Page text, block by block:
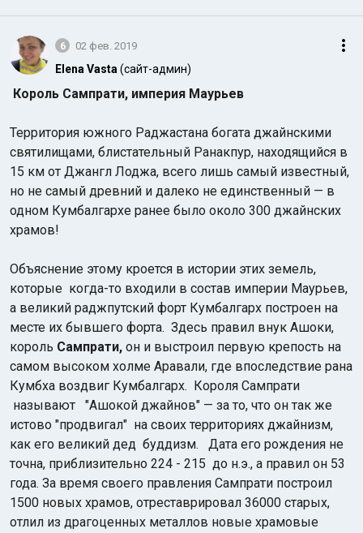
6 02 фев. 2019
Elena Vasta (сайт-админ)
Король Сампрати, империя Маурьев
Территория южного Раджастана богата джайнскими
святилищами, блистательный Ранакпур, находящийся в
15 км от Джангл Лоджа, всего лишь самый известный,
но не самый древний и далеко не единственный — в
одном Кумбалгархе ранее было около 300 джайнских
храмов!
Объяснение этому кроется в истории этих земель,
которые когда-то входили в состав империи Маурьев,
а великий раджпутский форт Кумбалгарх построен на
месте их бывшего форта. Здесь правил внук Ашоки,
король Сампрати, он и выстроил первую крепость на
самом высоком холме Аравали, где впоследствие рана
Кумбха воздвиг Кумбалгарх. Короля Сампрати
называют "Ашокой джайнов" — за то, что он так же
истово "продвигал" на своих территориях джайнизм,
как его великий дед буддизм. Дата его рождения не
точна, приблизительно 224 - 215 до н.э., а правил он 53
года. За время своего правления Сампрати построил
1500 новых храмов, отреставрировал 36000 старых,
отлил из драгоценных металлов новые храмовые